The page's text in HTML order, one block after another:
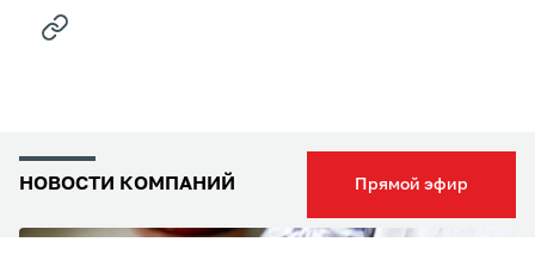
Прямой эфир
НОВОСТИ КОМПАНИЙ